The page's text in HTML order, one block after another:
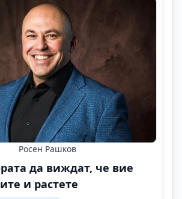
Росен Рашков
да виждат, че вие
и растете